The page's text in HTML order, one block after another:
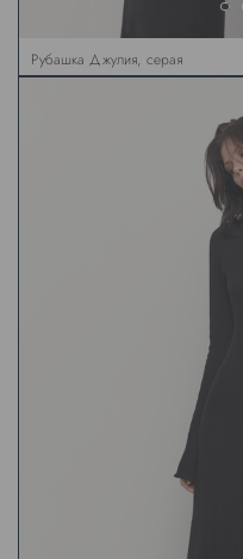
Рубашка Джулия, серая